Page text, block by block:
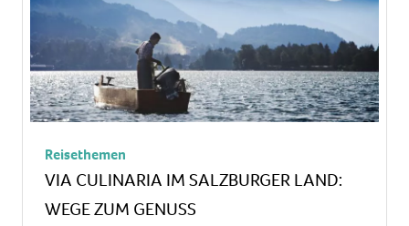
Reisethemen
VIA CULINARIA IM SALZBURGER LAND:
WEGE ZUM GENUSS